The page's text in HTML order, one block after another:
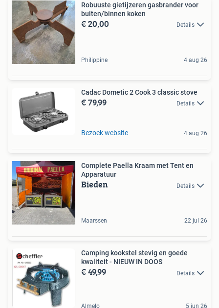
Robuuste gietijzeren gasbrander voor
buiten/binnen koken
€ 20,00 Details
Philippine 4 aug 26
Cadac Dometic 2 Cook 3 classic stove
€ 79,99 Details
Bezoek website 4 aug 26
Complete Paella Kraam met Tent en
Apparatuur
Bieden Details
Maarssen 22 jul 26
Camping kookstel stevig en goede
kwaliteit - NIEUW IN DOOS
€ 49,99 Details
Almelo 5 jun 26